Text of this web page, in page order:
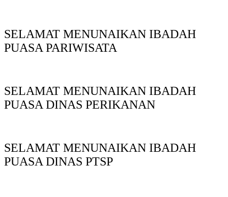
SELAMAT MENUNAIKAN IBADAH
PUASA PARIWISATA
SELAMAT MENUNAIKAN IBADAH
PUASA DINAS PERIKANAN
SELAMAT MENUNAIKAN IBADAH
PUASA DINAS PTSP